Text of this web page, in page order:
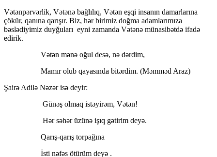
Vətənpərvərlik, Vətənə bağlılıq, Vətən eşqi insanın damarlarına
çökür, qanına qarışır. Biz, hər birimiz doğma adamlarımıza
bəslədiyimiz duyğuları eyni zamanda Vətənə münasibətdə ifadə
edirik.
Vətən mənə oğul desə, nə dərdim,
Mamır olub qayasında bitərdim. (Məmməd Araz)
Şairə Adilə Nəzər isə deyir:
Günəş olmaq istəyirəm, Vətən!
Hər səhər üzünə işıq gətirim deyə.
Qarış-qarış torpağına
İsti nəfəs ötürüm deyə .